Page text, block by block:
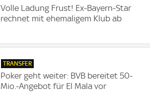
Volle Ladung Frust! Ex-Bayern-Star
rechnet mit ehemaligem Klub ab
TRANSFER
Poker geht weiter: BVB bereitet 50-
Mio.-Angebot für El Mala vor